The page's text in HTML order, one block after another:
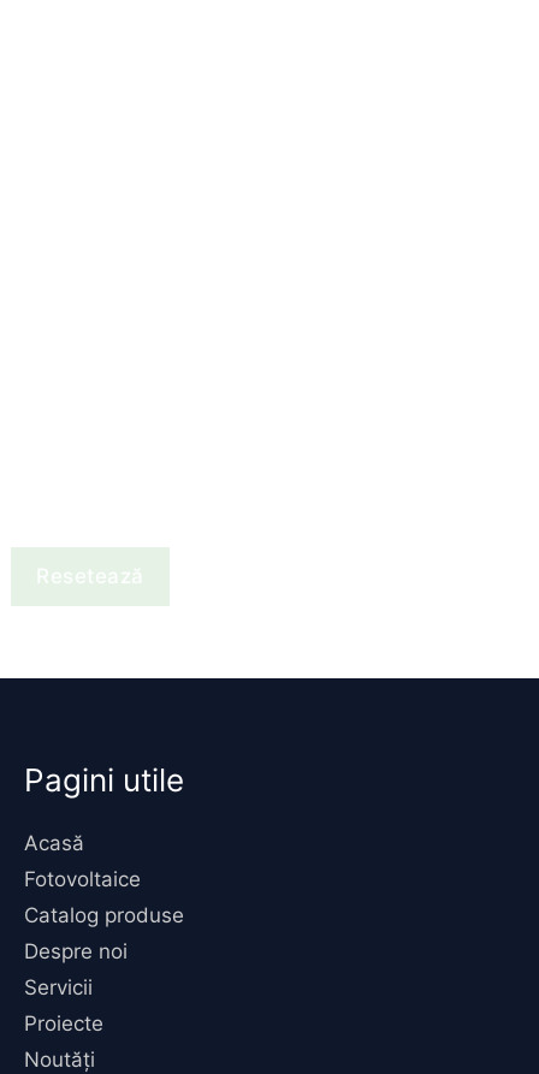
Pagini utile
Acasă
Fotovoltaice
Catalog produse
Despre noi
Servicii
Proiecte
Noutăți